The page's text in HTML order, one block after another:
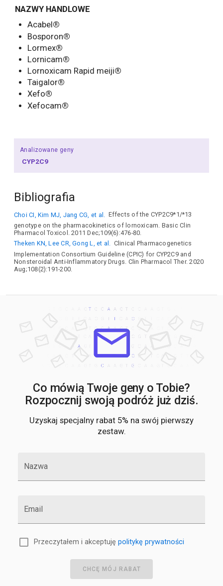
NAZWY HANDLOWE
Acabel ®
Bosporon®
Lormex®
Lornicam®
Lornoxicam Rapid meiji®
Taigalor®
Xefo®
Xefocam®
Analizowane geny
CYP2C9
Bibliografia
Choi CI, Kim MJ, Jang CG, et al.
Effects of the CYP2C9*1/*13
genotype on the pharmacokinetics of lornoxicam. Basic Clin
Pharmacol Toxicol. 2011 Dec;109(6):476-80.
Theken KN, Lee CR, Gong L, et al. Clinical Pharmacogenetics
Implementation Consortium Guideline (CPIC) for CYP2C9 and
Nonsteroidal Anti-Inflammatory Drugs. Clin Pharmacol Ther. 2020
Aug;108(2):191-200.
Co mówią Twoje geny o Tobie?
Rozpocznij swoją podróż już dziś.
Uzyskaj specjalny rabat 5% na swój pierwszy
zestaw.
Nazwa
Email
Przeczytałem i akceptuję politykę prywatności
CHCĘ MÓJ RABAT